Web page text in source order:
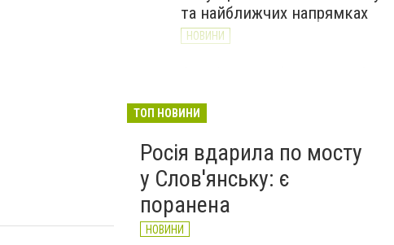
та найближчих напрямках
НОВИНИ
великої війни: 7 серпня
ТОП НОВИНИ
Росія вдарила по мосту
у Слов'янську: є
поранена
НОВИНИ